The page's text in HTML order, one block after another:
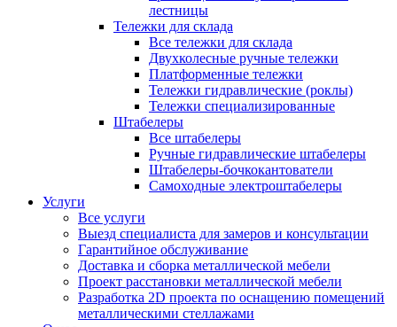
лестницы
Тележки для склада
Все тележки для склада
Двухколесные ручные тележки
Платформенные тележки
Тележки гидравлические (роклы)
Тележки специализированные
Штабелеры
Все штабелеры
Ручные гидравлические штабелеры
Штабелеры-бочкокантователи
Самоходные электроштабелеры
Услуги
Все услуги
Выезд специалиста для замеров и консультации
Гарантийное обслуживание
Доставка и сборка металлической мебели
Проект расстановки металлической мебели
Разработка 2D проекта по оснащению помещений
металлическими стеллажами